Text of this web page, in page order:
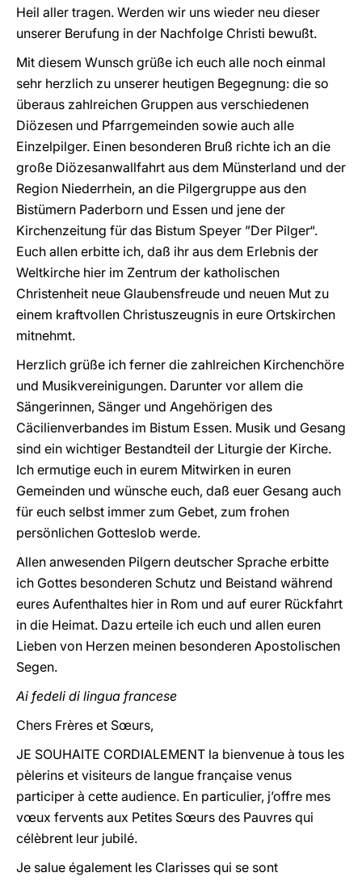
Heil aller tragen. Werden wir uns wieder neu dieser
unserer Berufung in der Nachfolge Christi bewußt.
Mit diesem Wunsch grüße ich euch alle noch einmal
sehr herzlich zu unserer heutigen Begegnung: die so
überaus zahlreichen Gruppen aus verschiedenen
Diözesen und Pfarrgemeinden sowie auch alle
Einzelpilger. Einen besonderen Bruß richte ich an die
große Diözesanwallfahrt aus dem Münsterland und der
Region Niederrhein, an die Pilgergruppe aus den
Bistümern Paderborn und Essen und jene der
Kirchenzeitung für das Bistum Speyer ”Der Pilger“.
Euch allen erbitte ich, daß ihr aus dem Erlebnis der
Weltkirche hier im Zentrum der katholischen
Christenheit neue Glaubensfreude und neuen Mut zu
einem kraftvollen Christuszeugnis in eure Ortskirchen
mitnehmt.
Herzlich grüße ich ferner die zahlreichen Kirchenchöre
und Musikvereinigungen. Darunter vor allem die
Sängerinnen, Sänger und Angehörigen des
Cäcilienverbandes im Bistum Essen. Musik und Gesang
sind ein wichtiger Bestandteil der Liturgie der Kirche.
Ich ermutige euch in eurem Mitwirken in euren
Gemeinden und wünsche euch, daß euer Gesang auch
für euch selbst immer zum Gebet, zum frohen
persönlichen Gotteslob werde.
Allen anwesenden Pilgern deutscher Sprache erbitte
ich Gottes besonderen Schutz und Beistand während
eures Aufenthaltes hier in Rom und auf eurer Rückfahrt
in die Heimat. Dazu erteile ich euch und allen euren
Lieben von Herzen meinen besonderen Apostolischen
Segen.
Ai fedeli di lingua francese
Chers Frères et Sœurs,
JE SOUHAITE CORDIALEMENT la bienvenue à tous les
pèlerins et visiteurs de langue française venus
participer à cette audience. En particulier, j’offre mes
vœux fervents aux Petites Sœurs des Pauvres qui
célèbrent leur jubilé.
Je salue également les Clarisses qui se sont